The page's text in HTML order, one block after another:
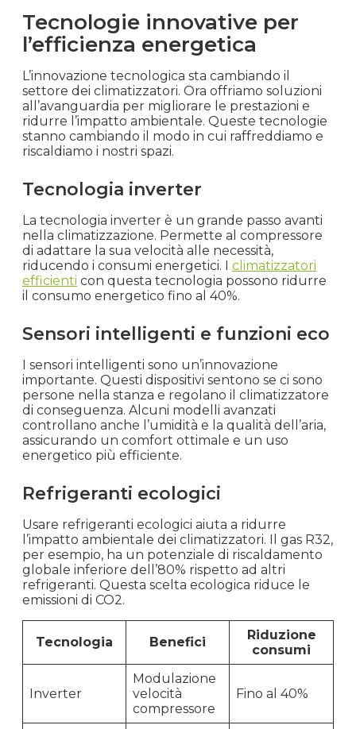
Tecnologie innovative per
l’efficienza energetica
L’innovazione tecnologica sta cambiando il
settore dei climatizzatori. Ora offriamo soluzioni
all’avanguardia per migliorare le prestazioni e
ridurre l’impatto ambientale. Queste tecnologie
stanno cambiando il modo in cui raffreddiamo e
riscaldiamo i nostri spazi.
Tecnologia inverter
La tecnologia inverter è un grande passo avanti
nella climatizzazione. Permette al compressore
di adattare la sua velocità alle necessità,
riducendo i consumi energetici. I climatizzatori
efficienti con questa tecnologia possono ridurre
il consumo energetico fino al 40%.
Sensori intelligenti e funzioni eco
I sensori intelligenti sono un’innovazione
importante. Questi dispositivi sentono se ci sono
persone nella stanza e regolano il climatizzatore
di conseguenza. Alcuni modelli avanzati
controllano anche l’umidità e la qualità dell’aria,
assicurando un comfort ottimale e un uso
energetico più efficiente.
Refrigeranti ecologici
Usare refrigeranti ecologici aiuta a ridurre
l’impatto ambientale dei climatizzatori. Il gas R32,
per esempio, ha un potenziale di riscaldamento
globale inferiore dell’80% rispetto ad altri
refrigeranti. Questa scelta ecologica riduce le
emissioni di CO2.
Tecnologia Benefici
Riduzione
consumi
Inverter
Modulazione
velocità
compressore
Fino al 40%